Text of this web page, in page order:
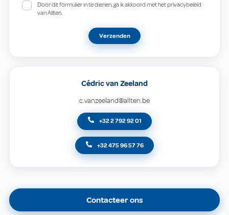
Door dit formulier in te dienen, ga ik akkoord met het privacybeleid
van Allten.
Verzenden
Cédric van Zeeland
c.vanzeeland@allten.be
+32 2 792 92 01
+32 475 96 57 76
Contacteer ons